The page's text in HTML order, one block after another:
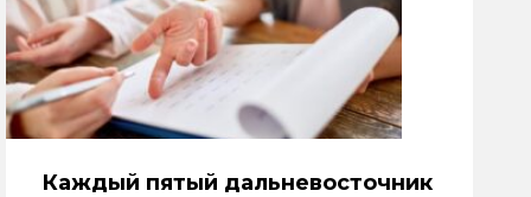
Каждый пятый дальневосточник